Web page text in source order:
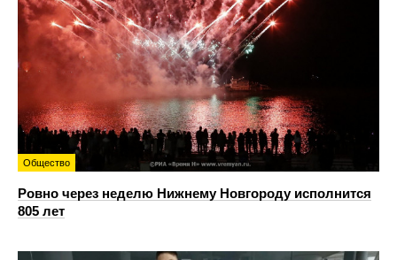
Общество
Ровно через неделю Нижнему Новгороду исполнится
805 лет